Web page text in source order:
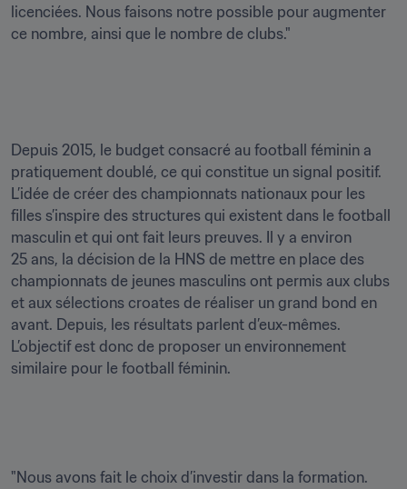
licenciées. Nous faisons notre possible pour augmenter
ce nombre, ainsi que le nombre de clubs."
Depuis 2015, le budget consacré au football féminin a
pratiquement doublé, ce qui constitue un signal positif.
L’idée de créer des championnats nationaux pour les
filles s’inspire des structures qui existent dans le football
masculin et qui ont fait leurs preuves. Il y a environ
25 ans, la décision de la HNS de mettre en place des
championnats de jeunes masculins ont permis aux clubs
et aux sélections croates de réaliser un grand bond en
avant. Depuis, les résultats parlent d’eux-mêmes.
L’objectif est donc de proposer un environnement
similaire pour le football féminin.
"Nous avons fait le choix d’investir dans la formation.